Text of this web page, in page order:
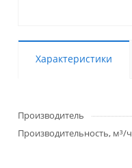
Характеристики
Производитель
Производительность, м³/ч